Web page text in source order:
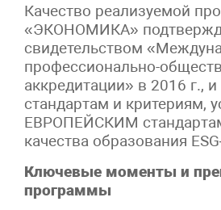
Качество реализуемой
«ЭКОНОМИКА»
свидетельством
профессионально-
аккредитации» в 2016 г., и
стандартам и критериям,
ЕВРОПЕЙСКИМ
качества образования
Ключевые моменты и
программы